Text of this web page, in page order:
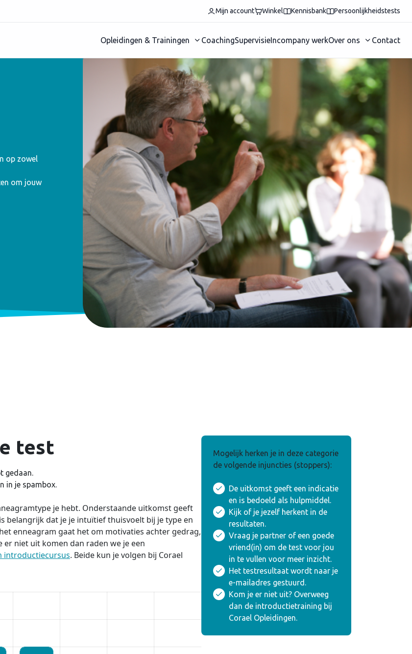
Mijn account Winkel Kennisbank Persoonlijkheidstests
Opleidingen & Trainingen CoachingSupervisieIncompany werkOver ons Contact
op zowel
om jouw
test
gedaan.
in je spambox.
je hebt. Onderstaande uitkomst geeft
belangrijk dat je je intuïtief thuisvoelt bij je type en
enneagram gaat het om motivaties achter gedrag,
niet uit komen dan raden we je een
introductiecursus. Beide kun je volgen bij Corael
Mogelijk herken je in deze categorie
de volgende injuncties (stoppers):
De uitkomst geeft een indicatie
en is bedoeld als hulpmiddel.
Kijk of je jezelf herkent in de
resultaten.
Vraag je partner of een goede
vriend(in) om de test voor jou
in te vullen voor meer inzicht.
Het testresultaat wordt naar je
e-mailadres gestuurd.
Kom je er niet uit? Overweeg
dan de introductietraining bij
Corael Opleidingen.